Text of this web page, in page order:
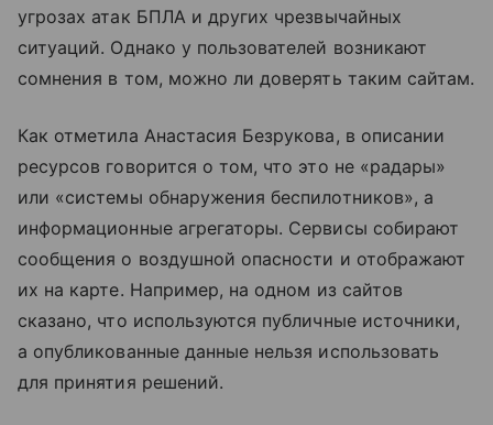
угрозах атак БПЛА и других чрезвычайных
ситуаций. Однако у пользователей возникают
сомнения в том, можно ли доверять таким сайтам.
Как отметила Анастасия Безрукова, в описании
ресурсов говорится о том, что это не «радары»
или «системы обнаружения беспилотников», а
информационные агрегаторы. Сервисы собирают
сообщения о воздушной опасности и отображают
их на карте. Например, на одном из сайтов
сказано, что используются публичные источники,
а опубликованные данные нельзя использовать
для принятия решений.